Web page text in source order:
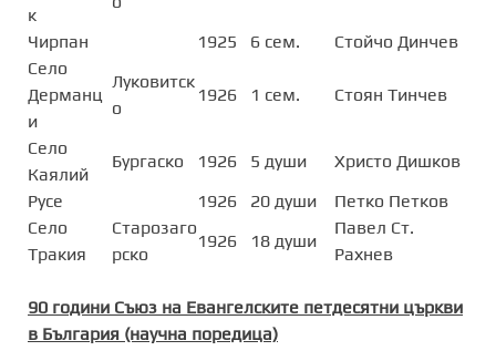
к
Чирпан 1925 6 сем.
Стойчо Динчев
Село
Дерманц
и
Луковитск
о
1926 1 сем. Стоян Тинчев
Село
Каялий
Бургаско 1926 5 души
Христо Дишков
Русе
1926 20 души
Петко Петков
Село
Тракия
Старозаго
рско
1926 18 души
Павел Ст.
Рахнев
90 години Съюз на Евангелските петдесятни църкви
в България (научна поредица)